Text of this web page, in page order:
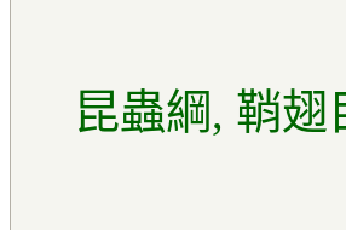
昆蟲綱, 鞘